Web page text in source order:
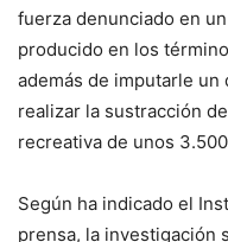
fuerza denunciado en
producido en los
además de imputarle
realizar la sustracción
recreativa de unos
Según ha indicado el
prensa, la investigación